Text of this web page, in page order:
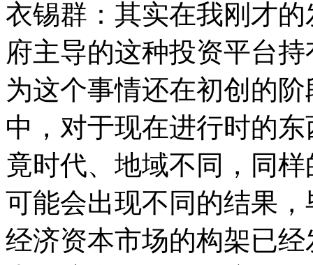
衣锡群：其实在我刚才
府主导的这种投资平台
为这个事情还在初创的
中，对于现在进行时的
竟时代、地域不同，同
可能会出现不同的结果
经济资本市场的构架已